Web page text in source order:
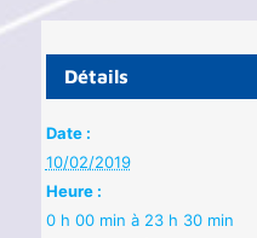
Détails
Date :
10/02/2019
Heure :
0 h 00 min à 23 h 30 min